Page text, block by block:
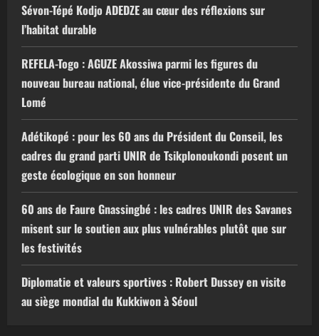
Sévon-Tépé Kodjo ADEDZE au cœur des réflexions sur
l’habitat durable
REFELA-Togo : AGUZE Akossiwa parmi les figures du
nouveau bureau national, élue vice-présidente du Grand
Lomé
Adétikopé : pour les 60 ans du Président du Conseil, les
cadres du grand parti UNIR de Tsikplonoukondi posent un
geste écologique en son honneur
60 ans de Faure Gnassingbé : les cadres UNIR des Savanes
misent sur le soutien aux plus vulnérables plutôt que sur
les festivités
Diplomatie et valeurs sportives : Robert Dussey en visite
au siège mondial du Kukkiwon à Séoul